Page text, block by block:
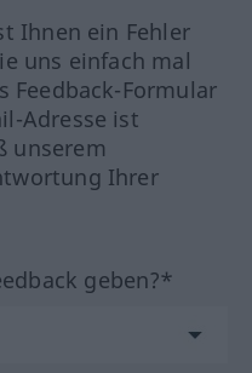
Ihnen ein Fehler
uns einfach mal
Feedback-Formular
Adresse ist
unserem
Ihrer
geben?*